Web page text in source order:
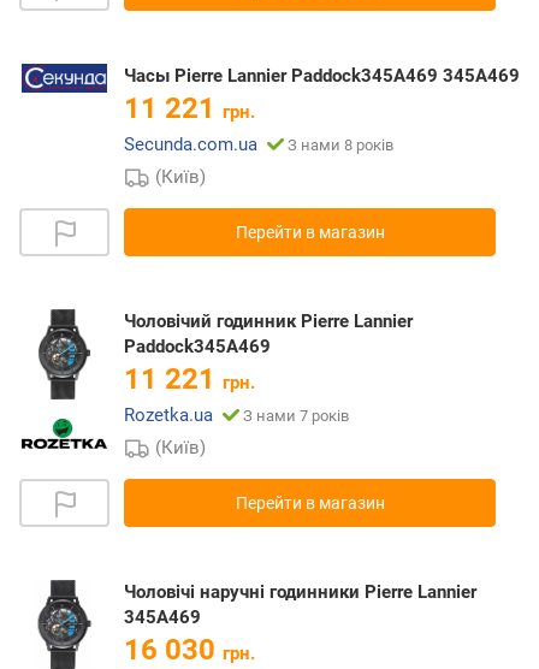
Часы Pierre Lannier Paddock345A469 345A469
11 221 грн.
Secunda.com.ua
З нами 8 років
(Київ)
Перейти в магазин
Чоловічий годинник Pierre Lannier
Paddock345A469
11 221 грн.
Rozetka.ua
З нами 7 років
(Київ)
Перейти в магазин
Чоловічі наручні годинники Pierre Lannier
345A469
16 030 грн.